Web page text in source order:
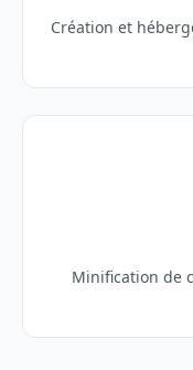
Création et
Minification de